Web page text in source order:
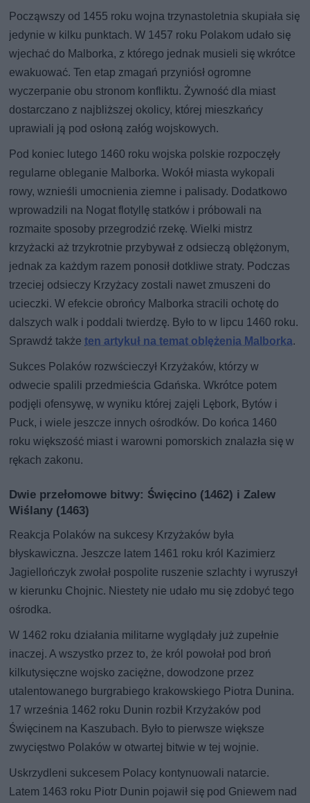
Począwszy od 1455 roku wojna trzynastoletnia skupiała się
jedynie w kilku punktach. W 1457 roku Polakom udało się
wjechać do Malborka, z którego jednak musieli się wkrótce
ewakuować. Ten etap zmagań przyniósł ogromne
wyczerpanie obu stronom konfliktu. Żywność dla miast
dostarczano z najbliższej okolicy, której mieszkańcy
uprawiali ją pod osłoną załóg wojskowych.
Pod koniec lutego 1460 roku wojska polskie rozpoczęły
regularne obleganie Malborka. Wokół miasta wykopali
rowy, wznieśli umocnienia ziemne i palisady. Dodatkowo
wprowadzili na Nogat flotyllę statków i próbowali na
rozmaite sposoby przegrodzić rzekę. Wielki mistrz
krzyżacki aż trzykrotnie przybywał z odsieczą oblężonym,
jednak za każdym razem ponosił dotkliwe straty. Podczas
trzeciej odsieczy Krzyżacy zostali nawet zmuszeni do
ucieczki. W efekcie obrońcy Malborka stracili ochotę do
dalszych walk i poddali twierdzę. Było to w lipcu 1460 roku.
Sprawdź takżeten artykuł na temat oblężenia Malborka.
Sukces Polaków rozwścieczył Krzyżaków, którzy w
odwecie spalili przedmieścia Gdańska. Wkrótce potem
podjęli ofensywę, w wyniku której zajęli Lębork, Bytów i
Puck, i wiele jeszcze innych ośrodków. Do końca 1460
roku większość miast i warowni pomorskich znalazła się w
rękach zakonu.
Dwie przełomowe bitwy: Święcino (1462) i Zalew
Wiślany (1463)
Reakcja Polaków na sukcesy Krzyżaków była
błyskawiczna. Jeszcze latem 1461 roku król Kazimierz
Jagiellończyk zwołał pospolite ruszenie szlachty i wyruszył
w kierunku Chojnic. Niestety nie udało mu się zdobyć tego
ośrodka.
W 1462 roku działania militarne wyglądały już zupełnie
inaczej. A wszystko przez to, że król powołał pod broń
kilkutysięczne wojsko zaciężne, dowodzone przez
utalentowanego burgrabiego krakowskiego Piotra Dunina.
17 września 1462 roku Dunin rozbił Krzyżaków pod
Święcinem na Kaszubach. Było to pierwsze większe
zwycięstwo Polaków w otwartej bitwie w tej wojnie.
Uskrzydleni sukcesem Polacy kontynuowali natarcie.
Latem 1463 roku Piotr Dunin pojawił się pod Gniewem nad